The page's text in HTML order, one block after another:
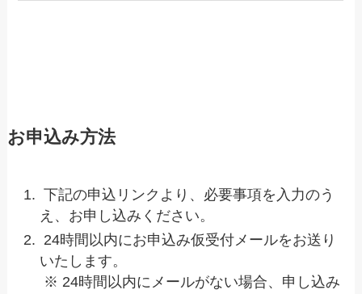
お申込み方法
下記の申込リンクより、必要事項を入力のう
え、お申し込みください。
24時間以内にお申込み仮受付メールをお送り
いたします。
※ 24時間以内にメールがない場合、申し込み